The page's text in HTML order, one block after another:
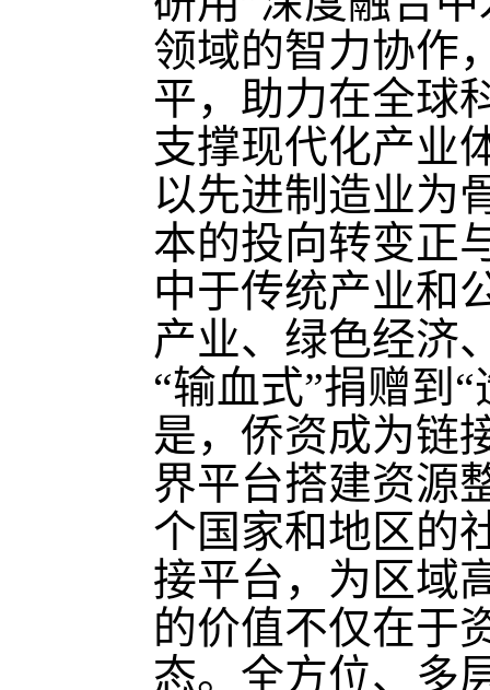
领域的智力协作
平，助力在全球
支撑现代化产业
以先进制造业为
本的投向转变正
中于传统产业和
产业、绿色经济
“输血式”捐赠到
是，侨资成为链
界平台搭建资源
个国家和地区的
接平台，为区域
的价值不仅在于
态。全方位、多